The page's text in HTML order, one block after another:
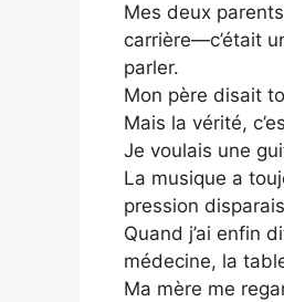
Mes deux
carrière—c’était
parler.
Mon père disait
Mais la vérité,
Je voulais une
La musique a
pression
Quand j’ai enfin
médecine, la
Ma mère me